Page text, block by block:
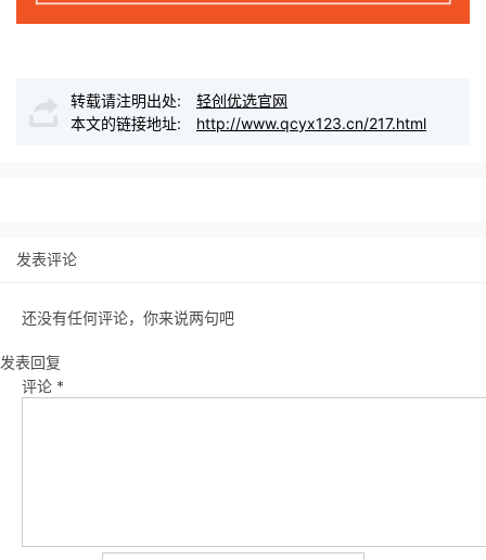
转载请注明出处:
轻创优选官网
本文的链接地址:
http://www.qcyx123.cn/217.html
发表评论
还没有任何评论，你来说两句吧
发表回复
评论 *